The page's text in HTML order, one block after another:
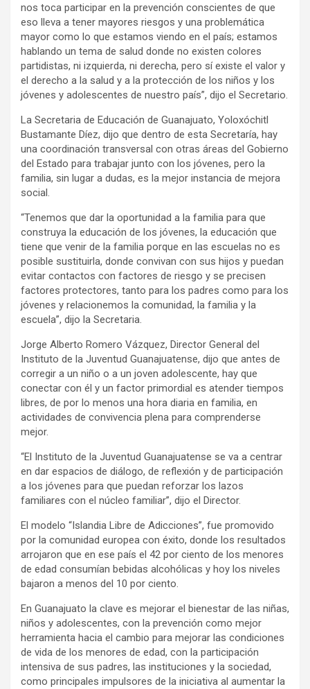
nos toca participar en la prevención conscientes de que
eso lleva a tener mayores riesgos y una problemática
mayor como lo que estamos viendo en el país; estamos
hablando un tema de salud donde no existen colores
partidistas, ni izquierda, ni derecha, pero sí existe el valor y
el derecho a la salud y a la protección de los niños y los
jóvenes y adolescentes de nuestro país”, dijo el Secretario.
La Secretaria de Educación de Guanajuato, Yoloxóchitl
Bustamante Díez, dijo que dentro de esta Secretaría, hay
una coordinación transversal con otras áreas del Gobierno
del Estado para trabajar junto con los jóvenes, pero la
familia, sin lugar a dudas, es la mejor instancia de mejora
social.
“Tenemos que dar la oportunidad a la familia para que
construya la educación de los jóvenes, la educación que
tiene que venir de la familia porque en las escuelas no es
posible sustituirla, donde convivan con sus hijos y puedan
evitar contactos con factores de riesgo y se precisen
factores protectores, tanto para los padres como para los
jóvenes y relacionemos la comunidad, la familia y la
escuela”, dijo la Secretaria.
Jorge Alberto Romero Vázquez, Director General del
Instituto de la Juventud Guanajuatense, dijo que antes de
corregir a un niño o a un joven adolescente, hay que
conectar con él y un factor primordial es atender tiempos
libres, de por lo menos una hora diaria en familia, en
actividades de convivencia plena para comprenderse
mejor.
“El Instituto de la Juventud Guanajuatense se va a centrar
en dar espacios de diálogo, de reflexión y de participación
a los jóvenes para que puedan reforzar los lazos
familiares con el núcleo familiar”, dijo el Director.
El modelo “Islandia Libre de Adicciones”, fue promovido
por la comunidad europea con éxito, donde los resultados
arrojaron que en ese país el 42 por ciento de los menores
de edad consumían bebidas alcohólicas y hoy los niveles
bajaron a menos del 10 por ciento.
En Guanajuato la clave es mejorar el bienestar de las niñas,
niños y adolescentes, con la prevención como mejor
herramienta hacia el cambio para mejorar las condiciones
de vida de los menores de edad, con la participación
intensiva de sus padres, las instituciones y la sociedad,
como principales impulsores de la iniciativa al aumentar la